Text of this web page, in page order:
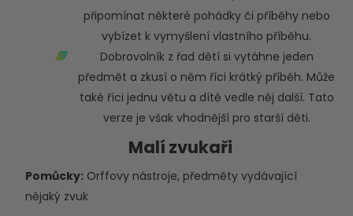
připomínat některé pohádky či příběhy nebo
vybízet k vymyšlení vlastního příběhu.
Dobrovolník z řad dětí si vytáhne jeden
předmět a zkusí o něm říci krátký příběh. Může
také říci jednu větu a dítě vedle něj další. Tato
verze je však vhodnější pro starší děti.
Malí zvukaři
Pomůcky: Orffovy nástroje, předměty vydávající
nějaký zvuk